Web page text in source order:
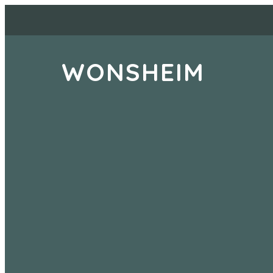
WONSHEIM